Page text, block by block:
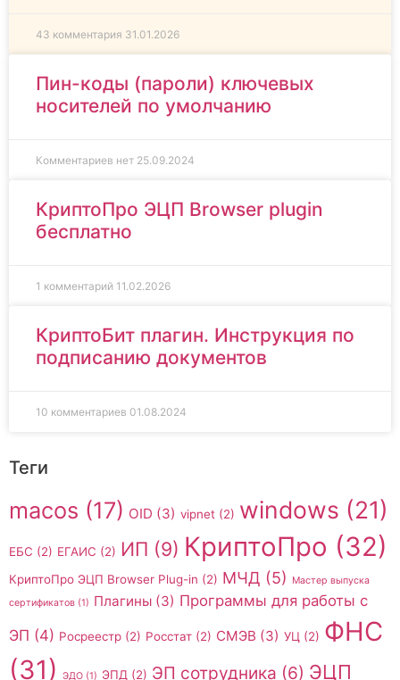
43 комментария 31.01.2026
Пин-коды (пароли) ключевых
носителей по умолчанию
Комментариев нет 25.09.2024
КриптоПро ЭЦП Browser plugin
бесплатно
1 комментарий 11.02.2026
КриптоБит плагин. Инструкция по
подписанию документов
10 комментариев 01.08.2024
Теги
macos (17) OID (3) vipnet (2) windows (21)
ЕБС (2) ЕГАИС (2) ИП (9) КриптоПро (32)
КриптоПро ЭЦП Browser Plug-in (2) МЧД (5)
Мастер выпуска
сертификатов (1) Плагины (3) Программы для работы с
ЭП (4) Росреестр (2) Росстат (2) СМЭВ (3) УЦ (2) ФНС
(31)
ЭДО (1) ЭПД (2) ЭП сотрудника (6) ЭЦП